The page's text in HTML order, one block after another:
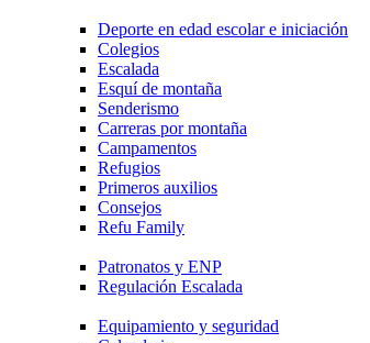
Deporte en edad escolar e iniciación
Colegios
Escalada
Esquí de montaña
Senderismo
Carreras por montaña
Campamentos
Refugios
Primeros auxilios
Consejos
Refu Family
Patronatos y ENP
Regulación Escalada
Equipamiento y seguridad